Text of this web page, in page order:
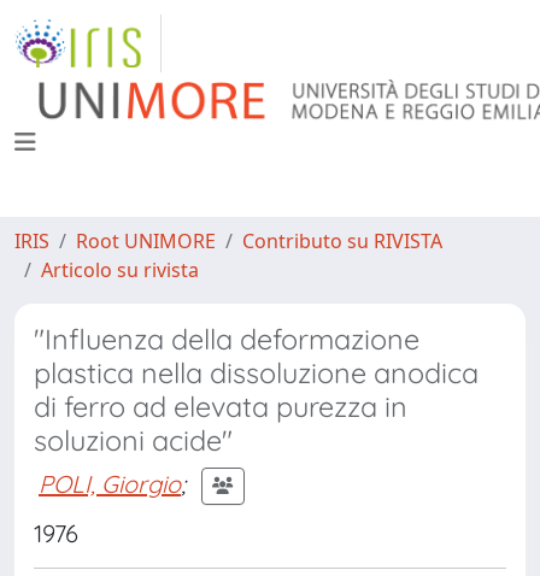
IRIS Root UNIMORE
Contributo su RIVISTA
Articolo su rivista
"Influenza della deformazione
plastica nella dissoluzione anodica
di ferro ad elevata purezza in
soluzioni acide"
POLI, Giorgio;
1976